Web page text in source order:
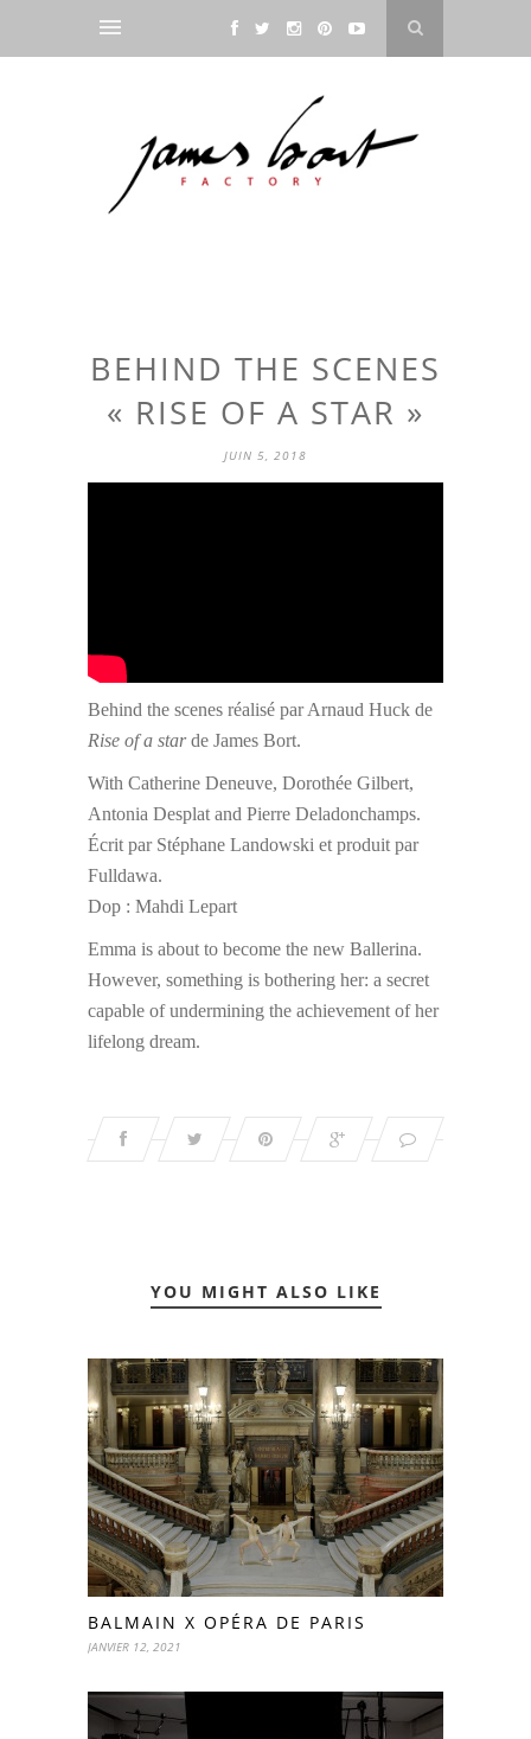
BEHIND THE SCENES
« RISE OF A STAR »
JUIN 5, 2018
Behind the scenes réalisé par Arnaud Huck de
Rise of a starde James Bort.
With Catherine Deneuve, Dorothée Gilbert,
Antonia Desplat and Pierre Deladonchamps.
Écrit par Stéphane Landowski et produit par
Fulldawa.
Dop : Mahdi Lepart
Emma is about to become the new Ballerina.
However, something is bothering her: a secret
capable of undermining the achievement of her
lifelong dream.
YOU MIGHT ALSO LIKE
BALMAIN X OPÉRA DE PARIS
JANVIER 12, 2021